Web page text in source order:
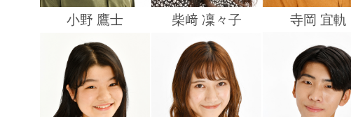
小野 鷹士 柴﨑 凜々子 寺岡 宜軌